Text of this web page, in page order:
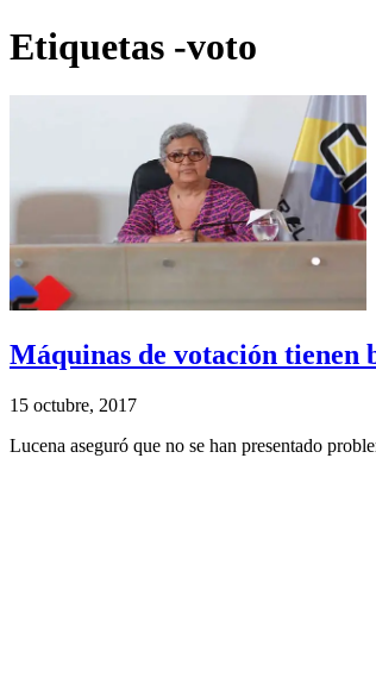
Etiquetas -voto
Máquinas de votación tienen
15 octubre, 2017
Lucena aseguró que no se han presentado